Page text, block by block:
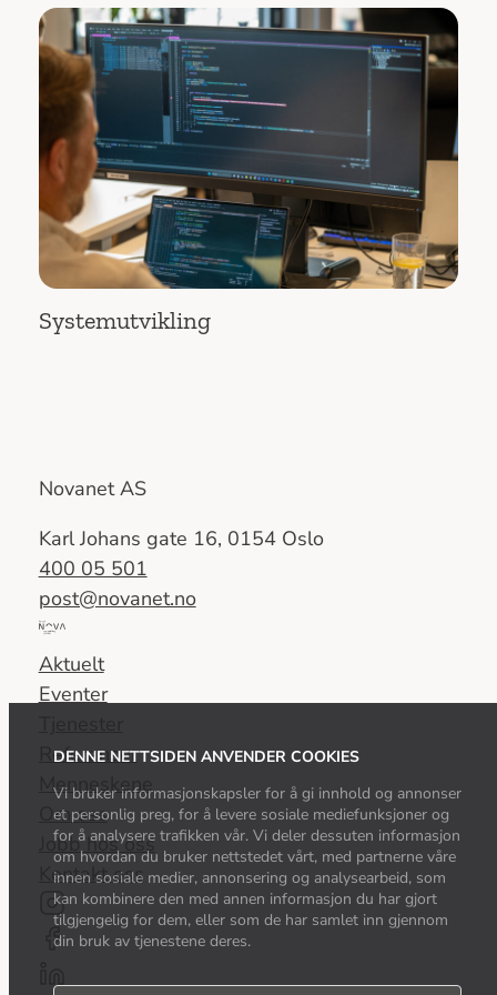
DENNE NETTSIDEN ANVENDER COOKIES
Vi bruker informasjonskapsler for å gi innhold og annonser
et personlig preg, for å levere sosiale mediefunksjoner og
for å analysere trafikken vår. Vi deler dessuten informasjon
om hvordan du bruker nettstedet vårt, med partnerne våre
innen sosiale medier, annonsering og analysearbeid, som
kan kombinere den med annen informasjon du har gjort
tilgjengelig for dem, eller som de har samlet inn gjennom
din bruk av tjenestene deres.
Systemutvikling
Novanet AS
Karl Johans gate 16, 0154 Oslo
400 05 501
post@novanet.no
Del
av
Nova
Group
Aktuelt
Eventer
Referanser
Menneskene
Om oss
Jobb hos oss
Kontakt oss